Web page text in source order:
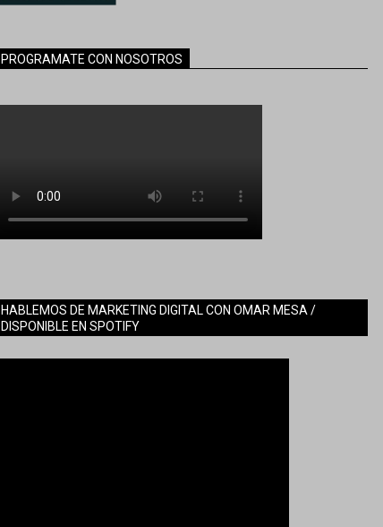
PROGRAMATE CON NOSOTROS
HABLEMOS DE MARKETING DIGITAL CON OMAR MESA /
DISPONIBLE EN SPOTIFY